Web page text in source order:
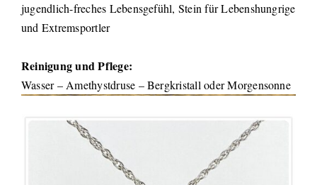
jugendlich-freches Lebensgefühl, Stein für Lebenshungrige
und Extremsportler
Reinigung und Pflege:
Wasser – Amethystdruse – Bergkristall oder Morgensonne